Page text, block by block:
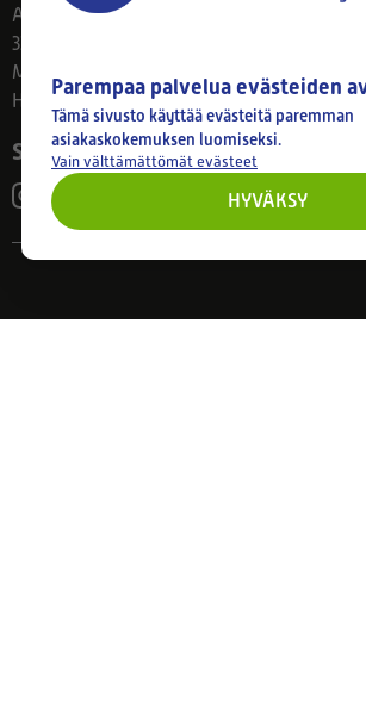
Ahlmanintie 61
33800 Tampere
Ma–Pe 8–17
Huom! Myymälän poikkeusaukiolot: 27.7.-
Seuraa meitä
Parempaa palvelua evästeiden
Tämä sivusto käyttää evästeitä paremman
asiakaskokemuksen luomiseksi.
Vain välttämättömät evästeet
HYVÄKSY